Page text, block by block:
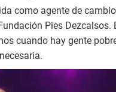
como agente de
Pies Dezcalsos.
cuando hay gente